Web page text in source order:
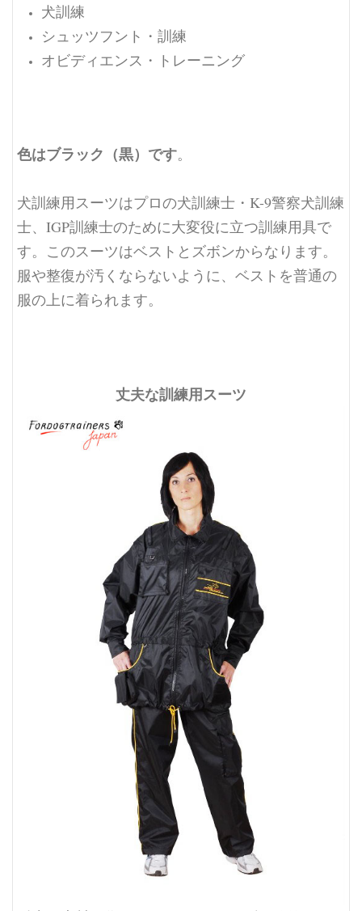
犬訓練
シュッツフント・訓練
オビディエンス・トレーニング
色はブラック（黒）です。
犬訓練用スーツはプロの犬訓練士・K-9警察犬訓練
士、IGP訓練士のために大変役に立つ訓練用具で
す。このスーツはベストとズボンからなります。
服や整復が汚くならないように、ベストを普通の
服の上に着られます。
丈夫な訓練用スーツ